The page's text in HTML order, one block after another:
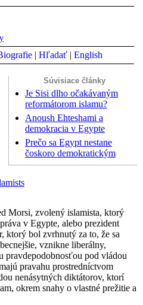
| Hľadať | English
Súvisiace články
Je Sisi dlho očakávaným
reformátorom islamu?
Anoush Ehteshami a
demokracia v Egypte
Prečo sa Egypt nestane
čoskoro demokratickým
Morsi, zvolený islamista, ktorý
v Egypte, alebo prezident
ktorý bol zvrhnutý za to, že sa
vznikne liberálny,
pravdepodobnosťou pod vládou
pravahu prostredníctvom
nenásytných diktátorov, ktorí
okrem snahy o vlastné prežitie a